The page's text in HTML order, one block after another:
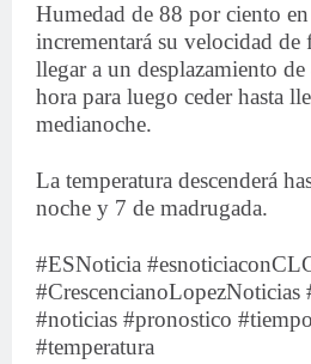
Humedad de 88 por ciento
incrementará su velocidad de
llegar a un desplazamiento
hora para luego ceder hasta
medianoche.
La temperatura descenderá
noche y 7 de madrugada.
#ESNoticia
#CrescencianoLopezNoticias
#noticias #pronostico
#temperatura